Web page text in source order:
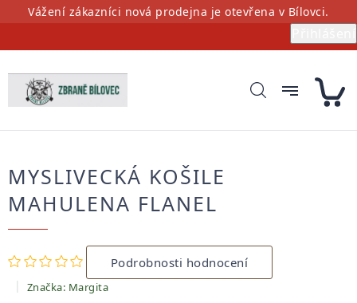
PřejítVážení zákazníci nová prodejna je otevřena v Bílovci.
MYSLIVECKÁ KOŠILE
MAHULENA FLANEL
Průměrné
hodnocení
produktu
je
Podrobnosti hodnocení
Značka: Margita